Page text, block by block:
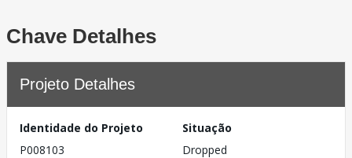
Chave Detalhes
Projeto Detalhes
Identidade do Projeto
P008103
Situação
Dropped